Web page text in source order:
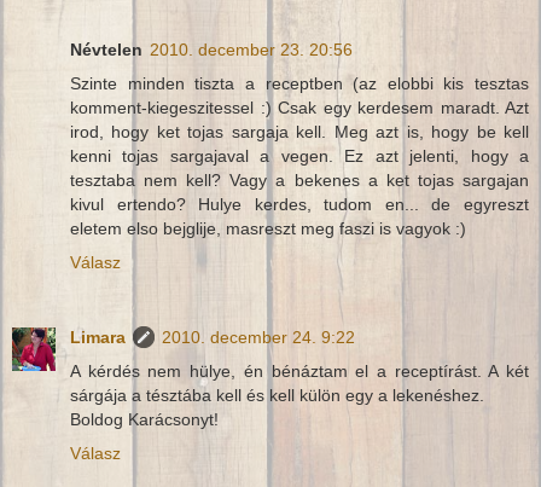
Névtelen 2010. december 23. 20:56
Szinte minden tiszta a receptben (az elobbi kis tesztas
komment-kiegeszitessel :) Csak egy kerdesem maradt. Azt
irod, hogy ket tojas sargaja kell. Meg azt is, hogy be kell
kenni tojas sargajaval a vegen. Ez azt jelenti, hogy a
tesztaba nem kell? Vagy a bekenes a ket tojas sargajan
kivul ertendo? Hulye kerdes, tudom en... de egyreszt
eletem elso bejglije, masreszt meg faszi is vagyok :)
Válasz
Limara
2010. december 24. 9:22
A kérdés nem hülye, én bénáztam el a receptírást. A két
sárgája a tésztába kell és kell külön egy a lekenéshez.
Boldog Karácsonyt!
Válasz